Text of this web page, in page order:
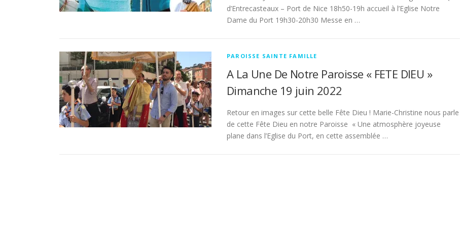
d’Entrecasteaux – Port de Nice 18h50-19h accueil à l’Eglise Notre
Dame du Port 19h30-20h30 Messe en …
PAROISSE SAINTE FAMILLE
A La Une De Notre Paroisse « FETE DIEU »
Dimanche 19 juin 2022
Retour en images sur cette belle Fête Dieu ! Marie-Christine nous parle
de cette Fête Dieu en notre Paroisse « Une atmosphère joyeuse
plane dans l’Eglise du Port, en cette assemblée …